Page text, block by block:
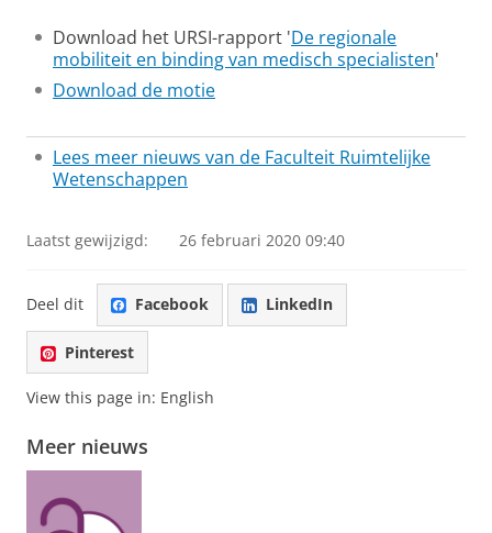
Download het URSI-rapport 'De regionale
mobiliteit en binding van medisch specialisten'
Download de motie
Lees meer nieuws van de Faculteit Ruimtelijke
Wetenschappen
Laatst gewijzigd: 26 februari 2020 09:40
Deel dit Facebook LinkedIn
Pinterest
View this page in: English
Meer nieuws